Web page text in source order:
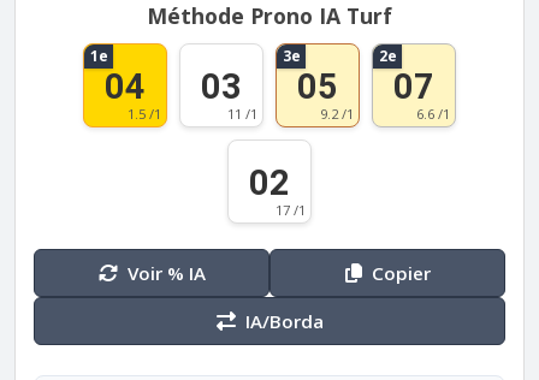
Méthode Prono IA Turf
1e
04
1.5 /1
03
11 /1
3e
05
9.2 /1
2e
07
6.6 /1
02
17 /1
Voir % IA
Copier
IA/Borda